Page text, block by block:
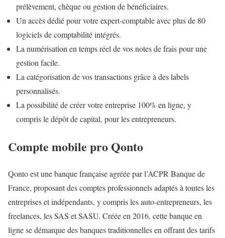
prélèvement, chèque ou gestion de bénéficiaires.
Un accès dédié pour votre expert-comptable avec plus de 80
logiciels de comptabilité intégrés.
La numérisation en temps réel de vos notes de frais pour une
gestion facile.
La catégorisation de vos transactions grâce à des labels
personnalisés.
La possibilité de créer votre entreprise 100% en ligne, y
compris le dépôt de capital, pour les entrepreneurs.
Compte mobile pro Qonto
Qonto est une banque française agréée par l’ACPR Banque de
France, proposant des comptes professionnels adaptés à toutes les
entreprises et indépendants, y compris les auto-entrepreneurs, les
freelances, les SAS et SASU. Créée en 2016, cette banque en
ligne se démarque des banques traditionnelles en offrant des tarifs